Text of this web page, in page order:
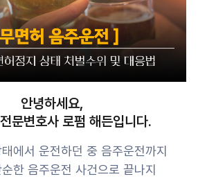
안녕하세요,
문변호사 로펌 해든입니다.
에서 운전하던 중 음주운전까지
한 음주운전 사건으로 끝나지